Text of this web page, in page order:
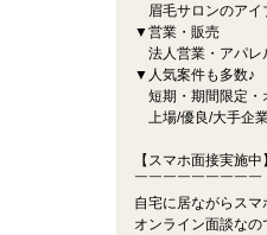
眉毛サロンのアイ
▼営業・販売
法人営業・アパレ
▼人気案件も多数♪
短期・期間限定・
上場/優良/大手企
【スマホ面接実施中】
￣￣￣￣￣￣￣￣￣
自宅に居ながらスマ
オンライン面談なの